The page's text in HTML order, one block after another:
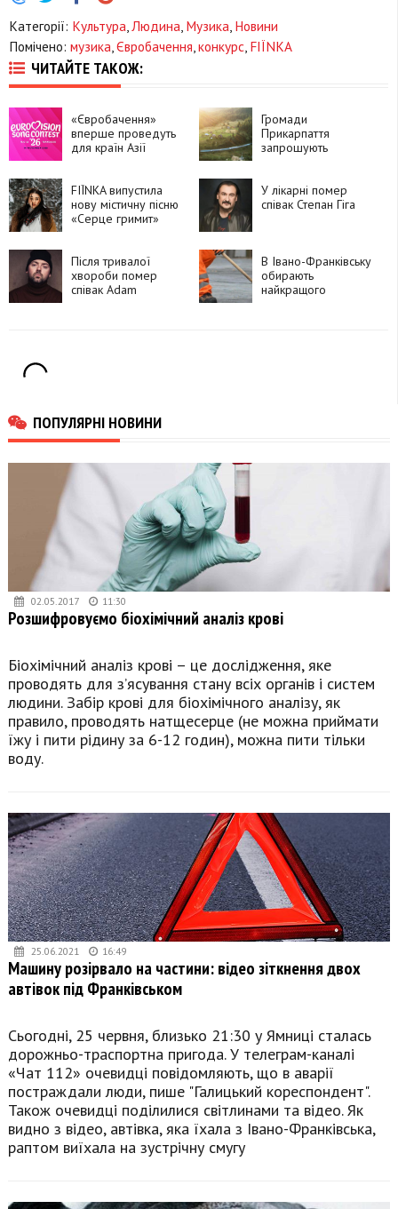
Категорії: Культура Людина Музика Новини
Помічено: музика Євробачення конкурс FIЇNKA
ЧИТАЙТЕ ТАКОЖ:
«Євробачення»
вперше проведуть
для країн Азії
Громади
Прикарпаття
запрошують
туристичні села
2026»
FIЇNKA випустила
нову містичну пісню
«Серце гримит»
У лікарні помер
співак Степан Гіга
Після тривалої
хвороби помер
співак Adam
В Івано-Франківську
обирають
найкращого
ПОПУЛЯРНІ НОВИНИ
02.05.2017 11:30
Розшифровуємо біохімічний аналіз крові
Біохімічний аналіз крові – це дослідження, яке
проводять для з’ясування стану всіх органів і систем
людини. Забір крові для біохімічного аналізу, як
правило, проводять натщесерце (не можна приймати
їжу і пити рідину за 6-12 годин), можна пити тільки
воду.
25.06.2021 16:49
Машину розірвало на частини: відео зіткнення двох
автівок під Франківськом
Сьогодні, 25 червня, близько 21:30 у Ямниці сталась
дорожньо-траспортна пригода. У телеграм-каналі
«Чат 112» очевидці повідомляють, що в аварії
постраждали люди, пише "Галицький кореспондент".
Також очевидці поділилися світлинами та відео. Як
видно з відео, автівка, яка їхала з Івано-Франківська,
раптом виїхала на зустрічну смугу